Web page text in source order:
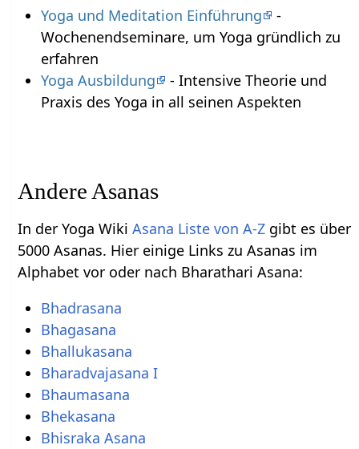
Yoga und Meditation Einführung
-
Wochenendseminare, um Yoga gründlich zu
erfahren
Yoga Ausbildung
- Intensive Theorie und
Praxis des Yoga in all seinen Aspekten
Andere Asanas
In der Yoga WikiAsana Liste von A-Z gibt es über
5000 Asanas. Hier einige Links zu Asanas im
Alphabet vor oder nach Bharathari Asana:
Bhadrasana
Bhagasana
Bhallukasana
Bharadvajasana I
Bhaumasana
Bhekasana
Bhisraka Asana